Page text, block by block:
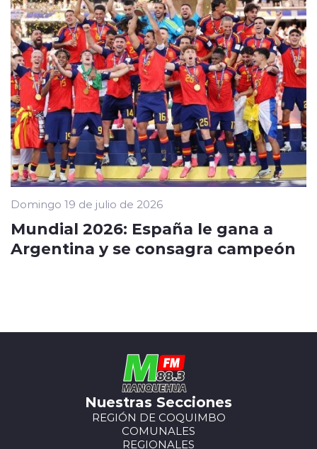
Domingo 19 de julio de 2026
Mundial 2026: España le gana a
Argentina y se consagra campeón
Nuestras Secciones
REGIÓN DE COQUIMBO
COMUNALES
REGIONALES